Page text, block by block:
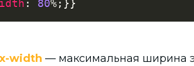
: 80%; }}
width — максимальная ширина